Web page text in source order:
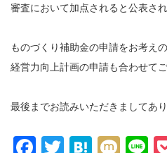
審査において加点されると公表され
ものづくり補助金の申請をお考えの
経営力向上計画の申請も合わせて
最後までお読みいただきましてあ
Facebook
Twitter
Hatena
Mixi